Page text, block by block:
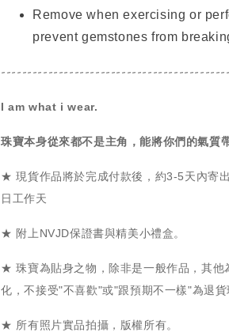
Remove when exercising or
prevent gemstones from
I am what i wear.
珠寶本身從來都不是主角，能將你們的氣質
★ 現貨作品將於完成付款後，約3-5天內寄出
日工作天
★ 附上NVJD保證書與精美小禮盒。
★ 珠寶為貼身之物，除非是一般作品，其他
化，不接受"不喜歡"或"跟預期不一樣"為退貨
★ 所有照片實品拍攝，版權所有。